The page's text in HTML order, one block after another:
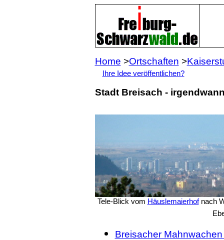
Home >Ortschaften >
Ihre Idee veröffentlichen?
Stadt Breisach -
Tele-Blick vom Häuslemaierhofnach
Breisacher